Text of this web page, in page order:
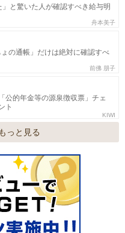
」と驚いた人が確認すべき給与明
舟本美子
の通帳」だけは絶対に確認すべ
前佛 朋子
公的年金等の源泉徴収票」チェ
ト
KIWI
っと見る